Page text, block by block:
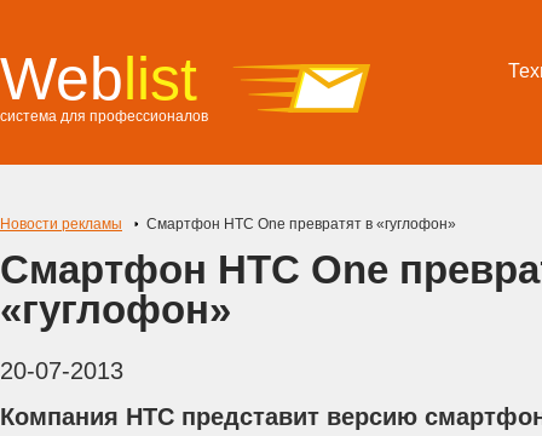
Weblist
система для профессионалов
Новости рекламы Смартфон HTC One превратят в «гуглофон»
Смартфон HTC One
«гуглофон»
20-07-2013
Компания HTC представит версию